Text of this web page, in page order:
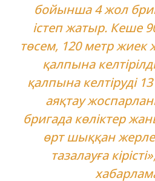
бойынша 4 жол
істеп жатыр. Кеше
төсем, 120 метр жиек
қалпына
қалпына келтіруді
аяқтау
бригада көліктер
өрт шыққан
тазалауға